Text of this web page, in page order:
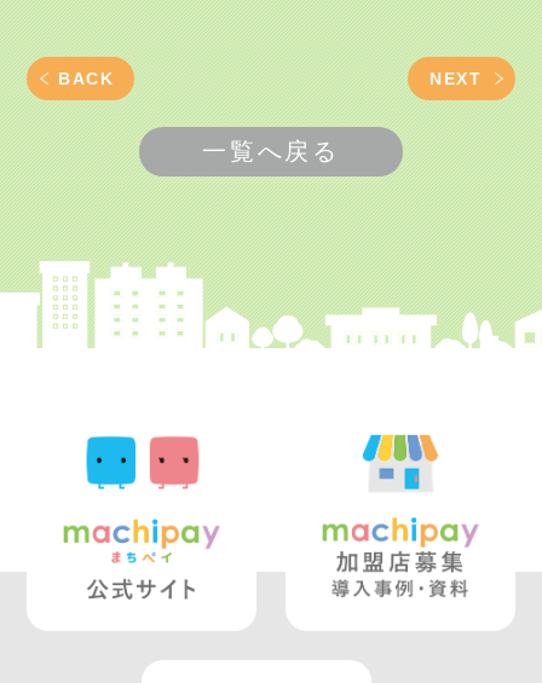
BACK NEXT
一覧へ戻る